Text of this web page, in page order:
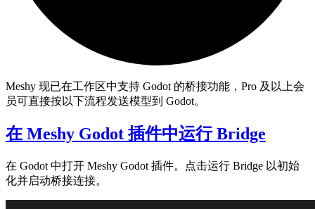
Meshy 现已在工作区中支持 Godot 的桥接功能，Pro 及以上会
员可直接按以下流程发送模型到 Godot。
在 Meshy Godot 插件中运行 Bridge
在 Godot 中打开 Meshy Godot 插件。点击运行 Bridge 以初始
化并启动桥接连接。